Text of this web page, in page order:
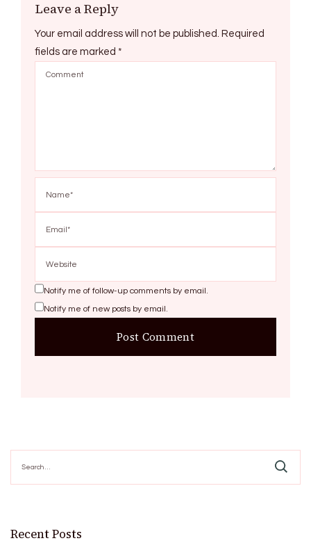
Leave a Reply
Your email address will not be published. Required
fields are marked *
Notify me of follow-up comments by email.
Notify me of new posts by email.
for:
Recent Posts